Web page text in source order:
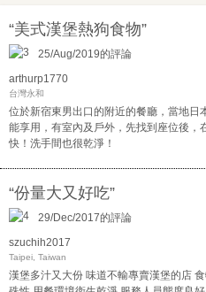
“美式漢堡熱狗食物”
25/Aug/2019的評論
arthurp1770
台灣永和
位於新宿東男出口的附近的餐廳，當地
能享用，有室內及戶外，先找到座位後，
快！洗手間也很乾淨！
“份量大又好吃”
29/Dec/2017的評論
szuchih2017
Taipei, Taiwan
漢堡多汁又大份 味道不輸專賣漢堡的店